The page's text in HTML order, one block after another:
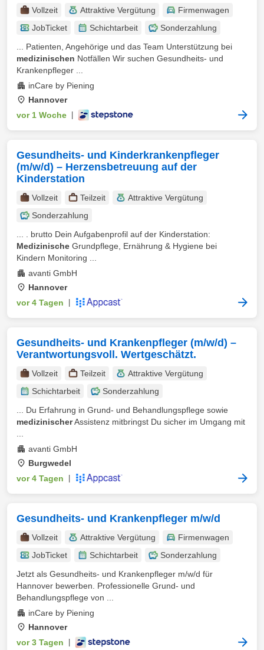
Vollzeit Attraktive Vergütung
Firmenwagen
JobTicket
Schichtarbeit
Sonderzahlung
... Patienten, Angehörige und das Team Unterstützung bei
medizinischen Notfällen Wir suchen Gesundheits- und
Krankenpfleger ...
inCare by Piening
Hannover
vor 1 Woche
Gesundheits- und Kinderkrankenpfleger
(m/w/d) – Herzensbetreuung auf der
Kinderstation
Vollzeit Teilzeit
Attraktive Vergütung
Sonderzahlung
... . brutto Dein Aufgabenprofil auf der Kinderstation:
Medizinische Grundpflege, Ernährung & Hygiene bei
Kindern Monitoring ...
avanti GmbH
Hannover
vor 4 Tagen
Gesundheits- und Krankenpfleger (m/w/d) –
Verantwortungsvoll. Wertgeschätzt.
Vollzeit Teilzeit
Attraktive Vergütung
Schichtarbeit
Sonderzahlung
... Du Erfahrung in Grund- und Behandlungspflege sowie
medizinischerAssistenz mitbringst Du sicher im Umgang mit
avanti GmbH
Burgwedel
vor 4 Tagen
Gesundheits- und Krankenpfleger m/w/d
Vollzeit Attraktive Vergütung
Firmenwagen
JobTicket
Schichtarbeit
Sonderzahlung
Jetzt als Gesundheits- und Krankenpfleger m/w/d für
Hannover bewerben. Professionelle Grund- und
Behandlungspflege von ...
inCare by Piening
Hannover
vor 3 Tagen